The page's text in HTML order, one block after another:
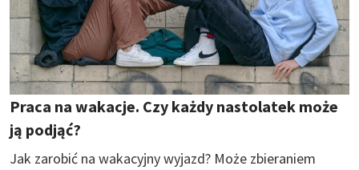
Praca na wakacje. Czy każdy nastolatek może
ją podjąć?
Jak zarobić na wakacyjny wyjazd? Może zbieraniem